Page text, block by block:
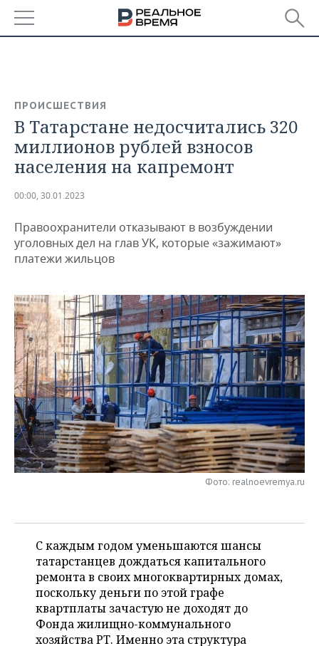
УДМУРТИЯ
НОВОСТИ АНАЛИТИКИ
ВУЗЫ ТАТАРСТАНА
ТАТАРСТАНА
ЭКОНОМИКА
БАНКИ
ИНВЕСТИЦИИ
ПРОМЫШЛЕННОСТИ
АГРОПРОМ
НЕФТЕХИМИЯ
НЕФТЬ
ОПК
ЭНЕРГЕТИКА
НОВОСТИ НЕДВИЖИМОСТИ
АВТО
НОВОСТИ БИЗНЕСА
РОЗНИЧНАЯ ТОРГОВЛЯ
ТРАНСПОРТ
УСЛУГИ
ТЕХНОЛОГИИ
НОВОСТИ ТЕХНОЛОГИЙ
IT
МЕДИА
ТЕЛЕКОММУНИКАЦИИ
МЕРОПРИЯТИЯ
НОВОСТИ МЕРОПРИЯТИЙ
ВЫЕЗДНАЯ РЕДАКЦИЯ
БИЗНЕС-БРАНЧИ
ONLINE-КОНФЕРЕНЦИИ
СПОРТ
НОВОСТИ СПОРТА
ФУТБОЛ
ХОККЕЙ
ВОЛЕЙБОЛ
КИБЕРСПОРТ
ФИГУРНОЕ КАТАНИЕ
ВОДНЫЕ ВИДЫ СПОРТА
ОБЩЕСТВО
НОВОСТИ ОБЩЕСТВА
ВЛАСТЬ
ИСТОРИЯ
КУЛЬТУРА
МЕДИЦИНА
ОБРАЗОВАНИЕ
ФОТОГАЛЕРЕЯ
СЮЖЕТЫ
СПИСОК ПЕРСОН
СПИСОК КОМПАНИЙ
ПОЛНАЯ ВЕРСИЯ
ПРОИСШЕСТВИЯ
В Татарстане недосчитались 320
миллионов рублей взносов
населения на капремонт
00:00, 30.01.2023
Правоохранители отказывают в возбуждении
уголовных дел на глав УК, которые «зажимают»
платежи жильцов
Фото: realnoevremya.ru
С каждым годом уменьшаются шансы
татарстанцев дождаться капитального
ремонта в своих многоквартирных домах,
поскольку деньги по этой графе
квартплаты зачастую не доходят до
Фонда жилищно-коммунального
хозяйства РТ. Именно эта структура